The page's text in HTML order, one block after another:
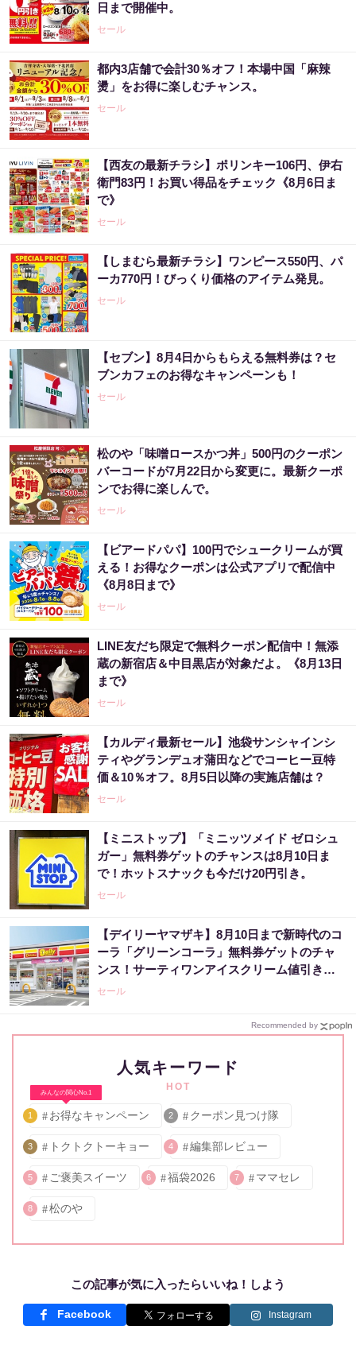
日まで開催中。
セール
都内3店舗で会計30％オフ！本場中国「麻辣
燙」をお得に楽しむチャンス。
セール
【西友の最新チラシ】ポリンキー106円、伊右
衛門83円！お買い得品をチェック《8月6日ま
で》
セール
【しまむら最新チラシ】ワンピース550円、パ
ーカ770円！びっくり価格のアイテム発見。
セール
【セブン】8月4日からもらえる無料券は？セ
ブンカフェのお得なキャンペーンも！
セール
松のや「味噌ロースかつ丼」500円のクーポン
バーコードが7月22日から変更に。最新クーポ
ンでお得に楽しんで。
セール
【ビアードパパ】100円でシュークリームが買
える！お得なクーポンは公式アプリで配信中
《8月8日まで》
セール
LINE友だち限定で無料クーポン配信中！無添
蔵の新宿店＆中目黒店が対象だよ。《8月13日
まで》
セール
【カルディ最新セール】池袋サンシャインシ
ティやグランデュオ蒲田などでコーヒー豆特
価＆10％オフ。8月5日以降の実施店舗は？
セール
【ミニストップ】「ミニッツメイド ゼロシュ
ガー」無料券ゲットのチャンスは8月10日ま
で！ホットスナックも今だけ20円引き。
セール
【デイリーヤマザキ】8月10日まで新時代のコ
ーラ「グリーンコーラ」無料券ゲットのチャ
ンス！サーティワンアイスクリーム値引きな
どお得企画も目白押し。
セール
Recommended by
人気キーワード
HOT
みんなの関心No.1
1 お得なキャンペーン 2 クーポン見つけ隊
3 トクトクトーキョー 4 編集部レビュー
5 ご褒美スイーツ 6 福袋2026 7 ママセレ
8 松のや
この記事が気に入ったらいいね！しよう
Facebook Instagram